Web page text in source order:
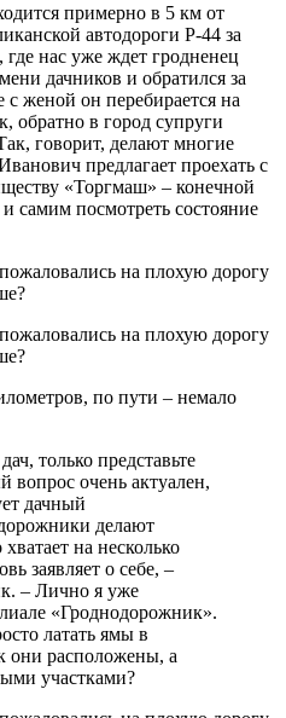
примерно в 5 км от
автодороги Р-44 за
нас уже ждет гродненец
дачников и обратился за
женой он перебирается на
обратно в город супруги
говорит, делают многие
предлагает проехать с
«Торгмаш» – конечной
самим посмотреть состояние
по пути – немало
только представьте
вопрос очень актуален,
дачный
делают
на несколько
заявляет о себе, –
– Лично я уже
«Гроднодорожник».
латать ямы в
они расположены, а
участками?